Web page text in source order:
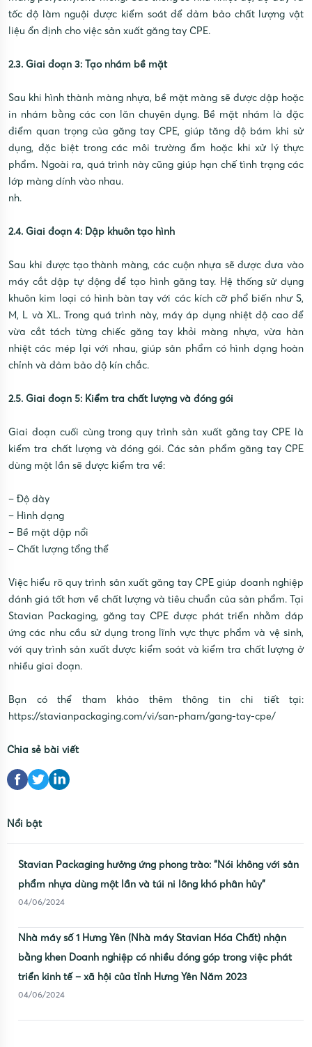
tốc độ làm nguội được kiểm soát để đảm bảo chất lượng vật
liệu ổn định cho việc sản xuất găng tay CPE.
2.3. Giai đoạn 3: Tạo nhám bề mặt
Sau khi hình thành màng nhựa, bề mặt màng sẽ được dập hoặc
in nhám bằng các con lăn chuyên dụng. Bề mặt nhám là đặc
điểm quan trọng của găng tay CPE, giúp tăng độ bám khi sử
dụng, đặc biệt trong các môi trường ẩm hoặc khi xử lý thực
phẩm. Ngoài ra, quá trình này cũng giúp hạn chế tình trạng các
lớp màng dính vào nhau.
nh.
2.4. Giai đoạn 4: Dập khuôn tạo hình
Sau khi được tạo thành màng, các cuộn nhựa sẽ được đưa vào
máy cắt dập tự động để tạo hình găng tay. Hệ thống sử dụng
khuôn kim loại có hình bàn tay với các kích cỡ phổ biến như S,
M, L và XL. Trong quá trình này, máy áp dụng nhiệt độ cao để
vừa cắt tách từng chiếc găng tay khỏi màng nhựa, vừa hàn
nhiệt các mép lại với nhau, giúp sản phẩm có hình dạng hoàn
chỉnh và đảm bảo độ kín chắc.
2.5. Giai đoạn 5: Kiểm tra chất lượng và đóng gói
Giai đoạn cuối cùng trong quy trình sản xuất găng tay CPE là
kiểm tra chất lượng và đóng gói. Các sản phẩm găng tay CPE
dùng một lần sẽ được kiểm tra về:
– Độ dày
– Hình dạng
– Bề mặt dập nổi
– Chất lượng tổng thể
Việc hiểu rõ quy trình sản xuất găng tay CPE giúp doanh nghiệp
đánh giá tốt hơn về chất lượng và tiêu chuẩn của sản phẩm. Tại
Stavian Packaging, găng tay CPE được phát triển nhằm đáp
ứng các nhu cầu sử dụng trong lĩnh vực thực phẩm và vệ sinh,
với quy trình sản xuất được kiểm soát và kiểm tra chất lượng ở
nhiều giai đoạn.
Bạn có thể tham khảo thêm thông tin chi tiết tại:
https://stavianpackaging.com/vi/san-pham/gang-tay-cpe/
Chia sẻ bài viết
Nổi bật
Stavian Packaging hưởng ứng phong trào: “Nói không với sản
phẩm nhựa dùng một lần và túi ni lông khó phân hủy”
04/06/2024
Nhà máy số 1 Hưng Yên (Nhà máy Stavian Hóa Chất) nhận
bằng khen Doanh nghiệp có nhiều đóng góp trong việc phát
triển kinh tế – xã hội của tỉnh Hưng Yên Năm 2023
04/06/2024